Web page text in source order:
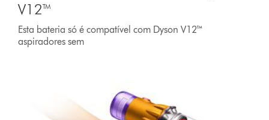
V12™
Esta bateria só é compatível com Dyson V12™
aspiradores sem